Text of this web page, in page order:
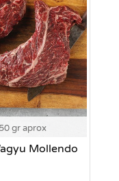
gr aprox
Mollendo